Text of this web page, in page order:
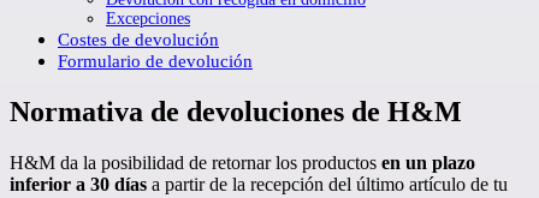
Excepciones
Costes de devolución
Formulario de devolución
Normativa de devoluciones de H&M
H&M da la posibilidad de retornar los productos en un plazo
inferior a 30 días a partir de la recepción del último artículo de tu